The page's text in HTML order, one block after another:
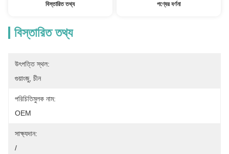
বিস্তারিত তথ্য পণ্যের বর্ণনা
বিস্তারিত তথ্য
উৎপত্তি স্থল:
গুয়াংজু, চীন
পরিচিতিমুলক নাম:
OEM
সাক্ষ্যদান:
/